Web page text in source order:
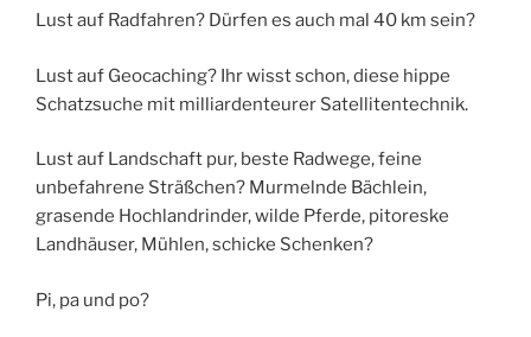
Lust auf Radfahren? Dürfen es auch mal 40 km sein?
Lust auf Geocaching? Ihr wisst schon, diese hippe
Schatzsuche mit milliardenteurer Satellitentechnik.
Lust auf Landschaft pur, beste Radwege, feine
unbefahrene Sträßchen? Murmelnde Bächlein,
grasende Hochlandrinder, wilde Pferde, pitoreske
Landhäuser, Mühlen, schicke Schenken?
Pi, pa und po?